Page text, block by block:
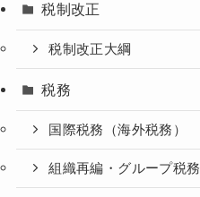
税制改正
税制改正大綱
税務
国際税務（海外税務）
組織再編・グループ税務